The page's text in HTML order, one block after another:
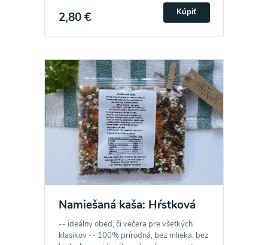
2,80 € Kúpiť
Namiešaná kaša: Hŕstková
-- ideálny obed, či večera pre všetkých
klasikov -- 100% prírodná, bez mlieka, bez
Odber noviniek a akcií
Odoslaním registrácie na Newsletter súhlasím so
spracovaním osobných údajov pre účely
zasielania newsletteru a potvrdzujem, že som si